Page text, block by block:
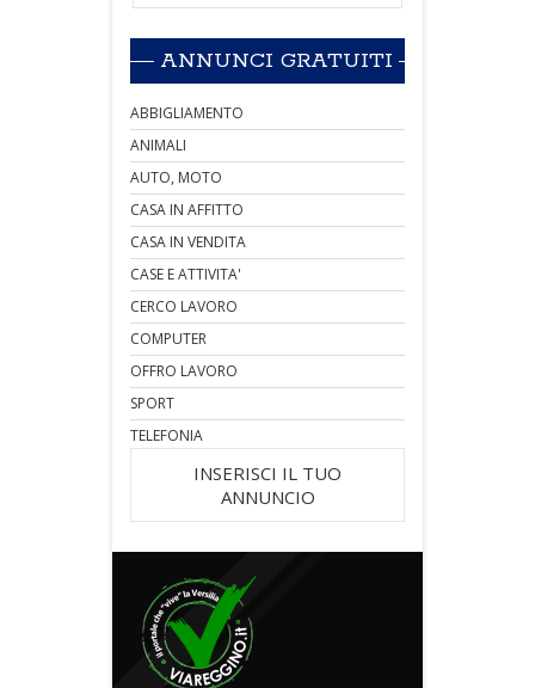
ANNUNCI GRATUITI
ABBIGLIAMENTO
ANIMALI
AUTO, MOTO
CASA IN AFFITTO
CASA IN VENDITA
CASE E ATTIVITA'
CERCO LAVORO
COMPUTER
OFFRO LAVORO
SPORT
TELEFONIA
INSERISCI IL TUO
ANNUNCIO